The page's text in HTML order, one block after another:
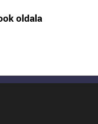
oldala